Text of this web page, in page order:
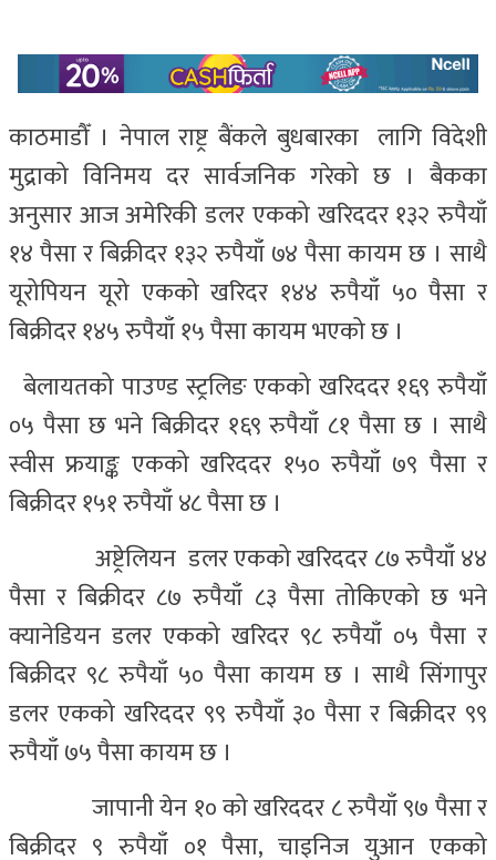
काठमाडौँ । नेपाल राष्ट्र बैंकले बुधबारका लागि विदेशी
मुद्राको विनिमय दर सार्वजनिक गरेको छ । बै‌कका
अनुसार आज अमेरिकी डलर एकको खरिददर १३२ रुपैयाँ
१४ पैसा र बिक्रीदर १३२ रुपैयाँ ७४ पैसा कायम छ । साथै
यूरोपियन यूरो एकको खरिदर १४४ रुपैयाँ ५० पैसा र
बिक्रीदर १४५ रुपैयाँ १५ पैसा कायम भएको छ ।
बेलायतको पाउण्ड स्ट्रलिङ एकको खरिददर १६९ रुपैयाँ
०५ पैसा छ भने बिक्रीदर १६९ रुपैयाँ ८१ पैसा छ । साथै
स्वीस फ्रयाङ्क एकको खरिददर १५० रुपैयाँ ७९ पैसा र
बिक्रीदर १५१ रुपैयाँ ४८ पैसा छ ।
अष्ट्रेलियन डलर एकको खरिददर ८७ रुपैयाँ ४४
पैसा र बिक्रीदर ८७ रुपैयाँ ८३ पैसा तोकिएको छ भने
क्यानेडियन डलर एकको खरिदर ९८ रुपैयाँ ०५ पैसा र
बिक्रीदर ९८ रुपैयाँ ५० पैसा कायम छ । साथै सिंगापुर
डलर एकको खरिददर ९९ रुपैयाँ ३० पैसा र बिक्रीदर ९९
रुपैयाँ ७५ पैसा कायम छ ।
जापानी येन १० को खरिददर ८ रुपैयाँ ९७ पैसा र
बिक्रीदर ९ रुपैयाँ ०१ पैसा, चाइनिज युआन एकको